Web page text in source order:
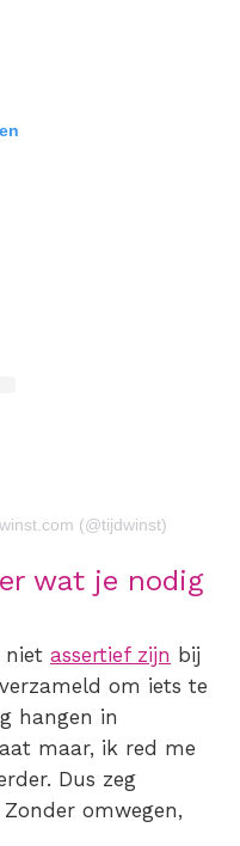
(@tijdwinst)
wat je nodig
niet assertief zijn bij
om iets te
hangen in
maar, ik red me
Dus zeg
omwegen,